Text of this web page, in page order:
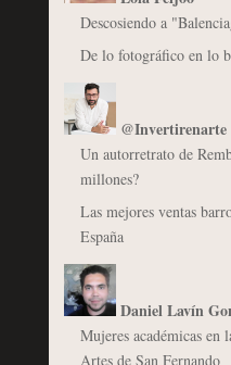
Descosiendo a
De lo fotográfico en lo
@Invertirenarte
Un autorretrato de
millones?
Las mejores ventas
España
Daniel Lavín
Mujeres académicas en
Artes de San Fernando